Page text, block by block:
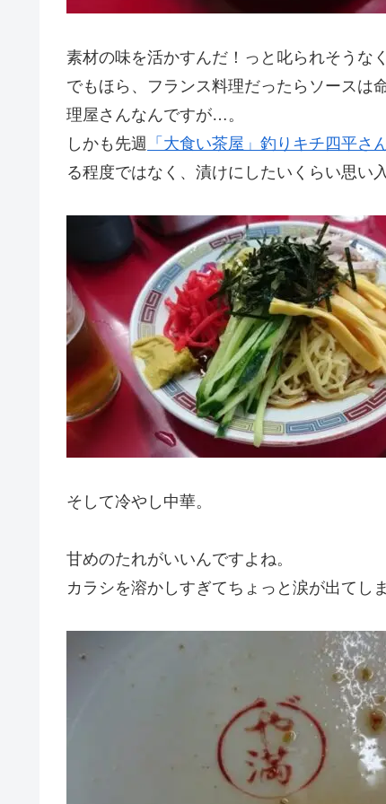
素材の味を活かすんだ！っと叱られそうな
でもほら、フランス料理だったらソースは
理屋さんなんですが…。
しかも先週
「大食い茶屋」釣りキチ四平さ
る程度ではなく、漬けにしたいくらい思い
そして冷やし中華。
甘めのたれがいいんですよね。
カラシを溶かしすぎてちょっと涙が出てし